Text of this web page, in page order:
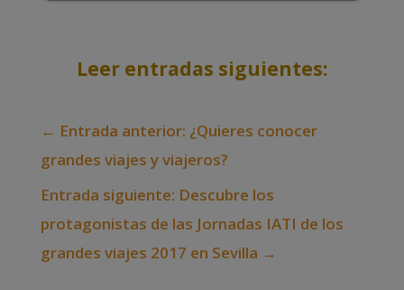
Leer entradas siguientes:
← Entrada anterior: ¿Quieres conocer
grandes viajes y viajeros?
Entrada siguiente: Descubre los
protagonistas de las Jornadas IATI de los
grandes viajes 2017 en Sevilla →